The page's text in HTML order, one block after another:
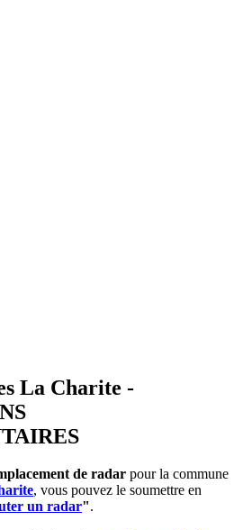
La Charite -
de radar pour la commune
, vous pouvez le soumettre en
un radar".